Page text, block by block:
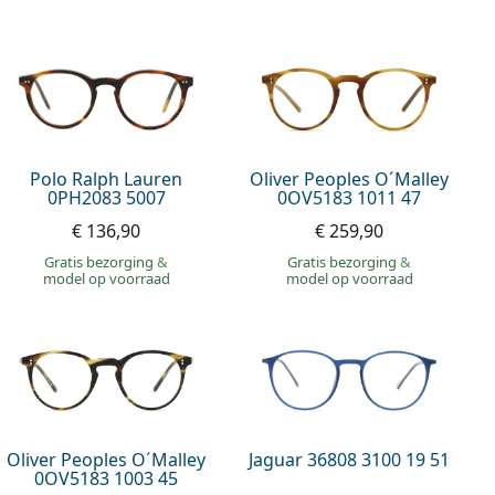
Polo Ralph Lauren
0PH2083 5007
€ 136,90
Gratis bezorging&
model op voorraad
Oliver Peoples O´Malley
0OV5183 1011 47
€ 259,90
Gratis bezorging&
model op voorraad
Oliver Peoples O´Malley
0OV5183 1003 45
Jaguar 36808 3100 19 51